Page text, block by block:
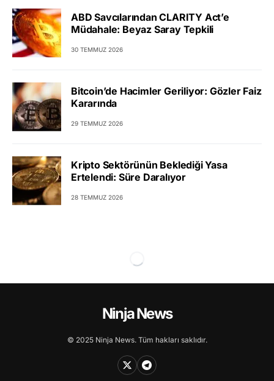
ABD Savcılarından CLARITY Act’e
Müdahale: Beyaz Saray Tepkili
30 TEMMUZ 2026
Bitcoin’de Hacimler Geriliyor: Gözler Faiz
Kararında
29 TEMMUZ 2026
Kripto Sektörünün Beklediği Yasa
Ertelendi: Süre Daralıyor
28 TEMMUZ 2026
Ninja News
© 2025 Ninja News. Tüm hakları saklıdır.